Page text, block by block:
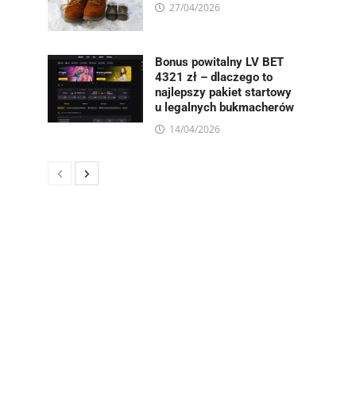
27/04/2026
Bonus powitalny LV BET
4321 zł – dlaczego to
najlepszy pakiet startowy
u legalnych bukmacherów
14/04/2026